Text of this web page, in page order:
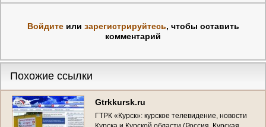
Войдитеили зарегистрируйтесь, чтобы оставить
комментарий
Похожие ссылки
Gtrkkursk.ru
ГТРК «Курск»: курское телевидение, новости